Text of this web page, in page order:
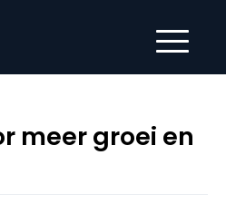
meer groei en